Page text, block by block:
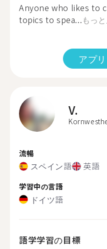
Anyone who likes to
topics to spea...もっ
アプ
V.
流暢
スペイン語 英語
学習中の言語
ドイツ語
語学学習の目標